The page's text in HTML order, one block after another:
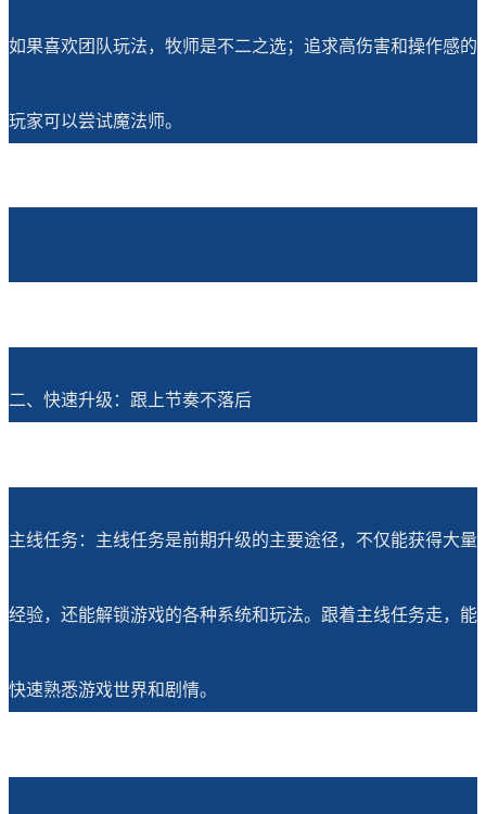
如果喜欢团队玩法，牧师是不二之选；追求高伤害和操作感的
玩家可以尝试魔法师。
二、快速升级：跟上节奏不落后
主线任务：主线任务是前期升级的主要途径，不仅能获得大量
经验，还能解锁游戏的各种系统和玩法。跟着主线任务走，能
快速熟悉游戏世界和剧情。